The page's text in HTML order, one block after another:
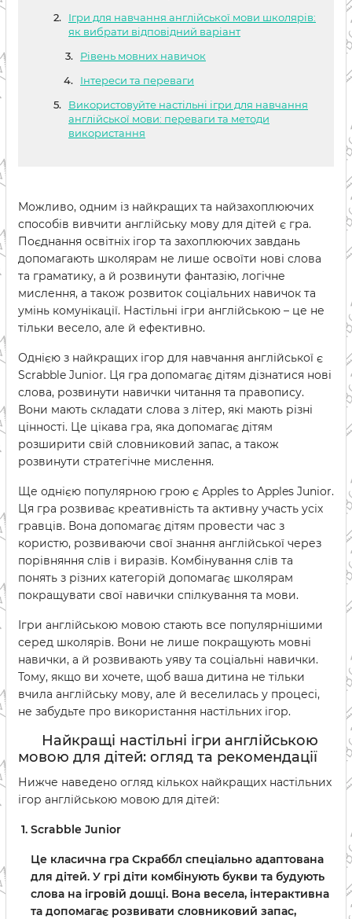
Ігри для навчання англійської мови школярів:
як вибрати відповідний варіант
Рівень мовних навичок
Інтереси та переваги
Використовуйте настільні ігри для навчання
англійської мови: переваги та методи
використання
Можливо, одним із найкращих та найзахоплюючих
способів вивчити англійську мову для дітей є гра.
Поєднання освітніх ігор та захоплюючих завдань
допомагають школярам не лише освоїти нові слова
та граматику, а й розвинути фантазію, логічне
мислення, а також розвиток соціальних навичок та
умінь комунікації. Настільні ігри англійською – це не
тільки весело, але й ефективно.
Однією з найкращих ігор для навчання англійської є
Scrabble Junior. Ця гра допомагає дітям дізнатися нові
слова, розвинути навички читання та правопису.
Вони мають складати слова з літер, які мають різні
цінності. Це цікава гра, яка допомагає дітям
розширити свій словниковий запас, а також
розвинути стратегічне мислення.
Ще однією популярною грою є Apples to Apples Junior.
Ця гра розвиває креативність та активну участь усіх
гравців. Вона допомагає дітям провести час з
користю, розвиваючи свої знання англійської через
порівняння слів і виразів. Комбінування слів та
понять з різних категорій допомагає школярам
покращувати свої навички спілкування та мови.
Ігри англійською мовою стають все популярнішими
серед школярів. Вони не лише покращують мовні
навички, а й розвивають уяву та соціальні навички.
Тому, якщо ви хочете, щоб ваша дитина не тільки
вчила англійську мову, але й веселилась у процесі,
не забудьте про використання настільних ігор.
Найкращі настільні ігри англійською
мовою для дітей: огляд та рекомендації
Нижче наведено огляд кількох найкращих настільних
ігор англійською мовою для дітей:
Scrabble Junior
Це класична гра Скраббл спеціально адаптована
для дітей. У грі діти комбінують букви та будують
слова на ігровій дошці. Вона весела, інтерактивна
та допомагає розвивати словниковий запас,